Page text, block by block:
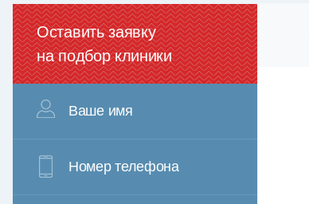
Оставить заявку
на подбор клиники
Ваше имя
Номер телефона